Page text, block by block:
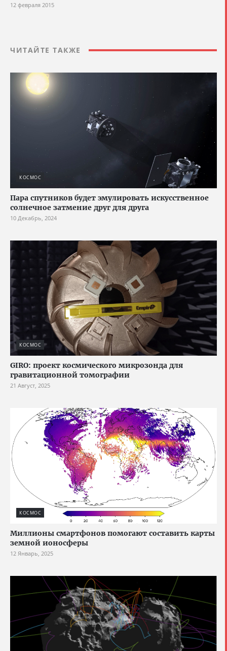
12 февраля 2015
ЧИТАЙТЕ ТАКЖЕ
КОСМОС
Пара спутников будет эмулировать искусственное
солнечное затмение друг для друга
10 Декабрь, 2024
КОСМОС
GIRO: проект космического микрозонда для
гравитационной томографии
21 Август, 2025
КОСМОС
Миллионы смартфонов помогают составить карты
земной ионосферы
12 Январь, 2025